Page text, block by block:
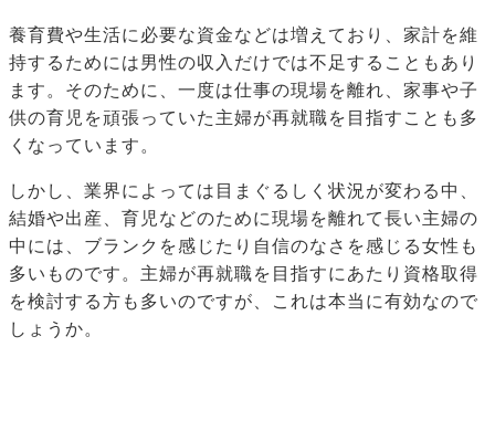
養育費や生活に必要な資金などは増えており、家計を維
持するためには男性の収入だけでは不足することもあり
ます。そのために、一度は仕事の現場を離れ、家事や子
供の育児を頑張っていた主婦が再就職を目指すことも多
くなっています。
しかし、業界によっては目まぐるしく状況が変わる中、
結婚や出産、育児などのために現場を離れて長い主婦の
中には、ブランクを感じたり自信のなさを感じる女性も
多いものです。主婦が再就職を目指すにあたり資格取得
を検討する方も多いのですが、これは本当に有効なので
しょうか。